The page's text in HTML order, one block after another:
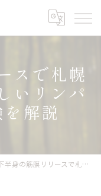
スで札幌
いリンパ
解説
身の筋膜リリースで札幌市南北線沿線の新しいリンパマッサージ体験を解説